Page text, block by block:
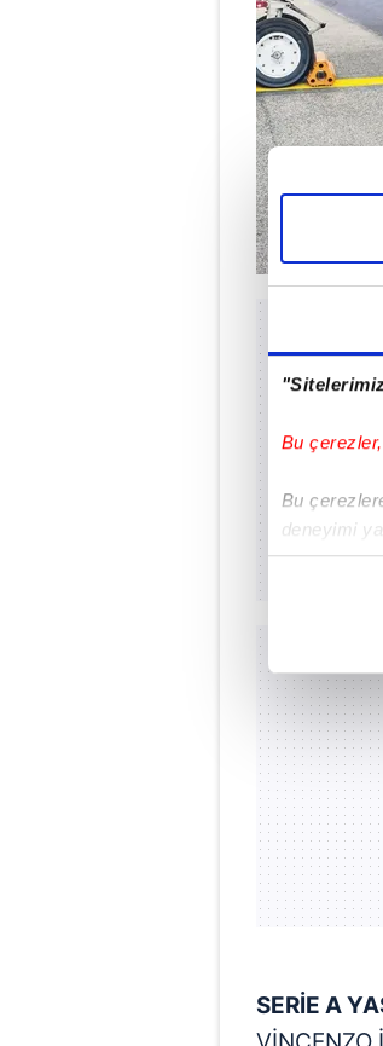
Bu çerezler,
Bu
deneyimi
içerikleri
Her
Sizlere
çerezler
amacıyla
reklam/
Çerezlere
butonuna
SERİE A